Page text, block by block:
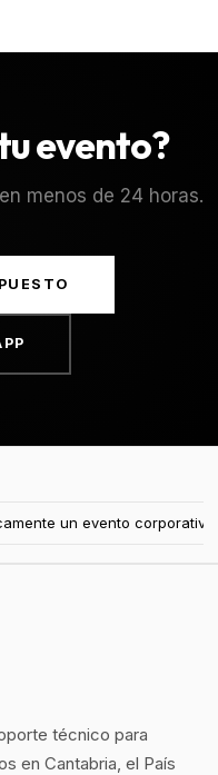
evento?
menos de 24 horas.
un evento
técnico para
en Cantabria, el País